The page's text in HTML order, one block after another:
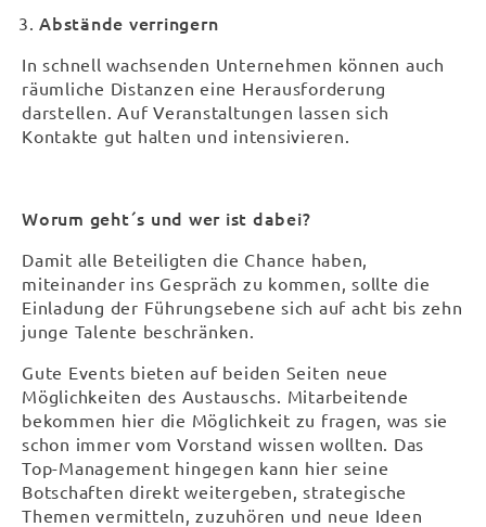
Abstände verringern
In schnell wachsenden Unternehmen können auch
räumliche Distanzen eine Herausforderung
darstellen. Auf Veranstaltungen lassen sich
Kontakte gut halten und intensivieren.
Worum geht´s und wer ist dabei?
Damit alle Beteiligten die Chance haben,
miteinander ins Gespräch zu kommen, sollte die
Einladung der Führungsebene sich auf acht bis zehn
junge Talente beschränken.
Gute Events bieten auf beiden Seiten neue
Möglichkeiten des Austauschs. Mitarbeitende
bekommen hier die Möglichkeit zu fragen, was sie
schon immer vom Vorstand wissen wollten. Das
Top-Management hingegen kann hier seine
Botschaften direkt weitergeben, strategische
Themen vermitteln, zuzuhören und neue Ideen